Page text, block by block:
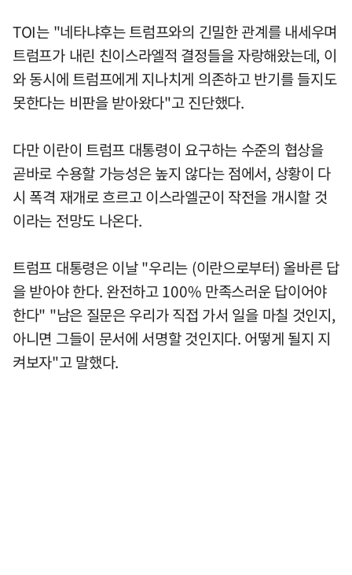
TOI는 "네타냐후는 트럼프와의 긴밀한 관계를 내세우며
트럼프가 내린 친이스라엘적 결정들을 자랑해왔는데, 이
와 동시에 트럼프에게 지나치게 의존하고 반기를 들지도
못한다는 비판을 받아왔다"고 진단했다.
다만 이란이 트럼프 대통령이 요구하는 수준의 협상을
곧바로 수용할 가능성은 높지 않다는 점에서, 상황이 다
시 폭격 재개로 흐르고 이스라엘군이 작전을 개시할 것
이라는 전망도 나온다.
트럼프 대통령은 이날 "우리는 (이란으로부터) 올바른 답
을 받아야 한다. 완전하고 100% 만족스러운 답이어야
한다" "남은 질문은 우리가 직접 가서 일을 마칠 것인지,
아니면 그들이 문서에 서명할 것인지다. 어떻게 될지 지
켜보자"고 말했다.